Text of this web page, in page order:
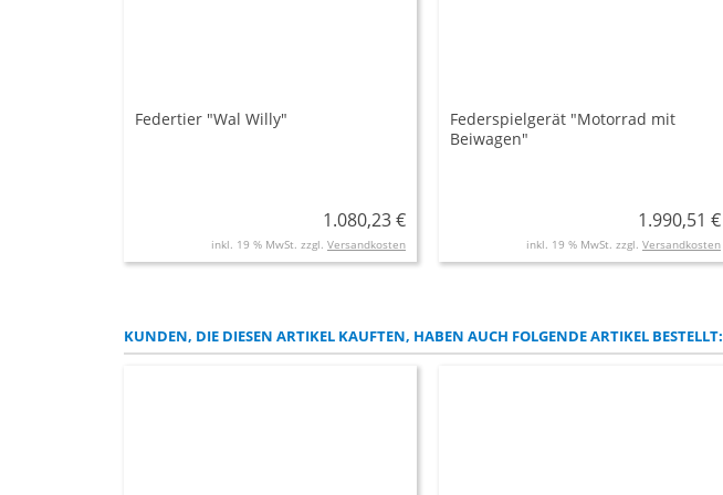
Federtier "Wal Willy"
1.080,23 €
inkl. 19 % MwSt. zzgl. Versandkosten
Federspielgerät "Motorrad mit
Beiwagen"
1.990,51 €
inkl. 19 % MwSt. zzgl. Versandkosten
KUNDEN, DIE DIESEN ARTIKEL KAUFTEN, HABEN AUCH FOLGENDE ARTIKEL BESTELLT: